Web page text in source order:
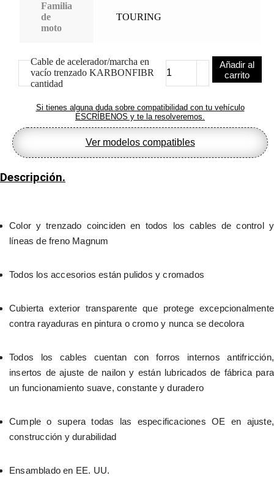
Familia
de
moto
TOURING
Cable de acelerador/marcha en
vacío trenzado KARBONFIBR
cantidad
Añadir al
carrito
Si tienes alguna duda sobre compatibilidad con tu vehículo
ESCRÍBENOS y te la resolveremos.
Ver modelos compatibles
Descripción.
Color y trenzado coinciden en todos los cables de control y
líneas de freno Magnum
Todos los accesorios están pulidos y cromados
Cubierta exterior transparente que protege excepcionalmente
contra rayaduras en pintura o cromo y nunca se decolora
Todos los cables cuentan con forros internos antifricción,
insertos de ajuste de nailon y están lubricados de fábrica para
un funcionamiento suave, constante y duradero
Cumple o supera todas las especificaciones OE en ajuste,
construcción y durabilidad
Ensamblado en EE. UU.